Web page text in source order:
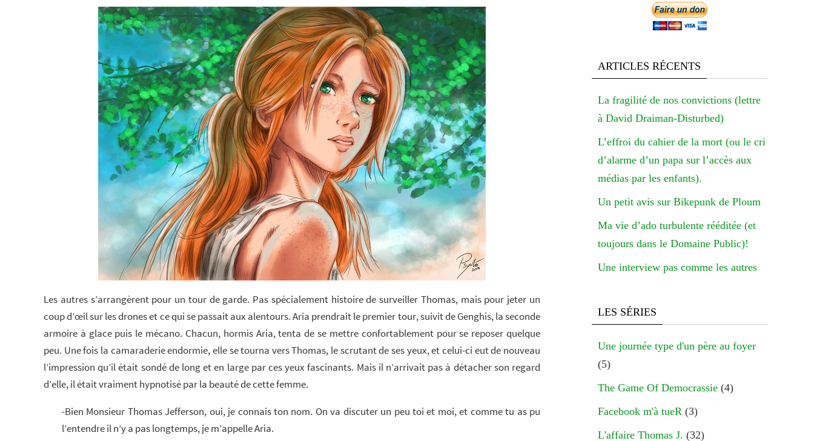
Les autres s’arrangèrent pour un tour de garde. Pas spécialement histoire de surveiller Thomas, mais pour jeter un
coup d’œil sur les drones et ce qui se passait aux alentours. Aria prendrait le premier tour, suivit de Genghis, la seconde
armoire à glace puis le mécano. Chacun, hormis Aria, tenta de se mettre confortablement pour se reposer quelque
peu. Une fois la camaraderie endormie, elle se tourna vers Thomas, le scrutant de ses yeux, et celui-ci eut de nouveau
l’impression qu’il était sondé de long et en large par ces yeux fascinants. Mais il n’arrivait pas à détacher son regard
d’elle, il était vraiment hypnotisé par la beauté de cette femme.
-Bien Monsieur Thomas Jefferson, oui, je connais ton nom. On va discuter un peu toi et moi, et comme tu as pu
l’entendre il n’y a pas longtemps, je m’appelle Aria.
ARTICLES RÉCENTS
La fragilité de nos convictions (lettre
à David Draiman-Disturbed)
L’effroi du cahier de la mort (ou le cri
d’alarme d’un papa sur l’accès aux
médias par les enfants).
Un petit avis sur Bikepunk de Ploum
Ma vie d’ado turbulente rééditée (et
toujours dans le Domaine Public)!
Une interview pas comme les autres
LES SÉRIES
Une journée type d'un père au foyer
(5)
The Game Of Democrassie (4)
Facebook m'à tueR (3)
L'affaire Thomas J. (32)